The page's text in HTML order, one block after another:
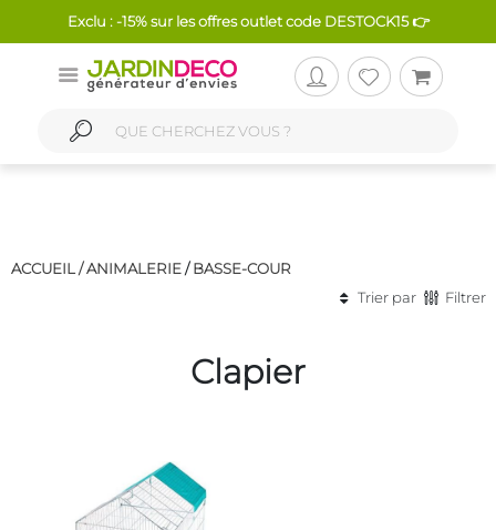
Exclu : -15% sur les offres outlet code DESTOCK15 👉
ACCUEIL /ANIMALERIE/BASSE-COUR
Trier par
Filtrer
Clapier